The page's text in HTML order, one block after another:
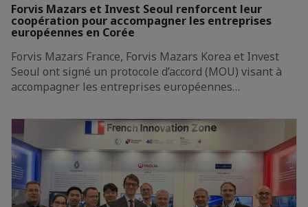
Forvis Mazars et Invest Seoul renforcent leur
coopération pour accompagner les entreprises
européennes en Corée
Forvis Mazars France, Forvis Mazars Korea et Invest
Seoul ont signé un protocole d’accord (MOU) visant à
accompagner les entreprises européennes…